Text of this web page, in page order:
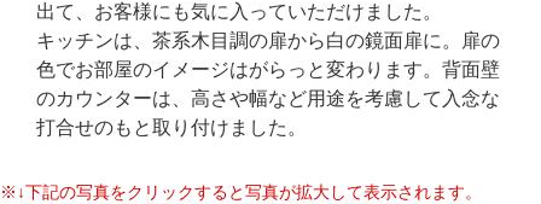
出て、お客様にも気に入っていただけました。
キッチンは、茶系木目調の扉から白の鏡面扉に。扉の
色でお部屋のイメージはがらっと変わります。背面壁
のカウンターは、高さや幅など用途を考慮して入念な
打合せのもと取り付けました。
※↓下記の写真をクリックすると写真が拡大して表示されます。